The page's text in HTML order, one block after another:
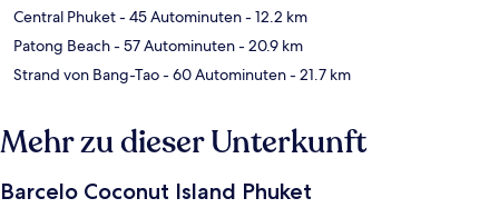
Central Phuket- 45 Autominuten- 12.2 km
Patong Beach- 57 Autominuten- 20.9 km
Strand von Bang-Tao- 60 Autominuten- 21.7 km
Mehr zu dieser Unterkunft
Barcelo Coconut Island Phuket